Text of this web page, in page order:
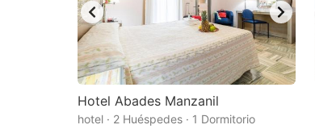
Hotel Abades Manzanil
hotel · 2 Huéspedes · 1 Dormitorio